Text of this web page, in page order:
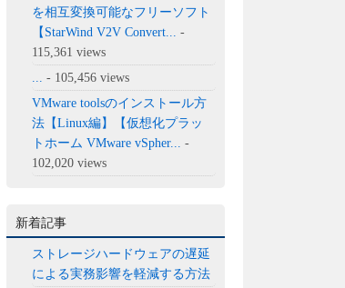
を相互変換可能なフリーソフト
【StarWind V2V Convert...
-
115,361 views
- 105,456 views
VMware toolsのインストール方
法【Linux編】【仮想化プラッ
トホーム VMware vSpher...
-
102,020 views
新着記事
ストレージハードウェアの遅延
による実務影響を軽減する方法